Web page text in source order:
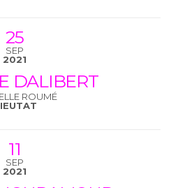
25
SEP
2021
DALIBERT
ROUMÉ
11
SEP
2021